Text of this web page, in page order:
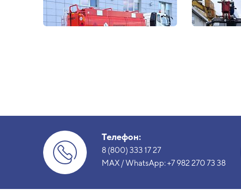
Телефон:
8 (800) 333 17 27
MAX / WhatsApp:+7 982 270 73 38